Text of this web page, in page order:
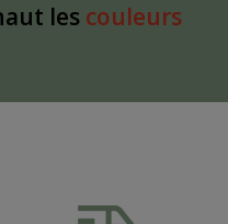
les couleurs